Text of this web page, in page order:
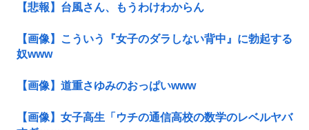
【悲報】台風さん、もうわけわからん
【画像】こういう『女子のダラしない背中』に勃起する
奴www
【画像】道重さゆみのおっぱいwww
【画像】女子高生「ウチの通信高校の数学のレベルヤバ